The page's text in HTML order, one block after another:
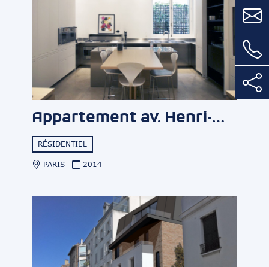
Appartement av. Henri-Martin
RÉSIDENTIEL
PARIS 2014